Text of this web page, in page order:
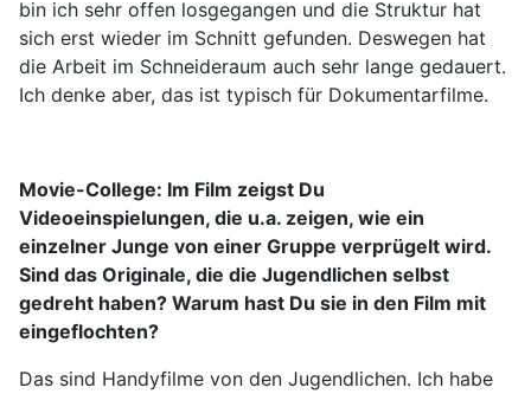
bin ich sehr offen losgegangen und die Struktur hat
sich erst wieder im Schnitt gefunden. Deswegen hat
die Arbeit im Schneideraum auch sehr lange gedauert.
Ich denke aber, das ist typisch für Dokumentarfilme.
Movie-College: Im Film zeigst Du
Videoeinspielungen, die u.a. zeigen, wie ein
einzelner Junge von einer Gruppe verprügelt wird.
Sind das Originale, die die Jugendlichen selbst
gedreht haben? Warum hast Du sie in den Film mit
eingeflochten?
Das sind Handyfilme von den Jugendlichen. Ich habe